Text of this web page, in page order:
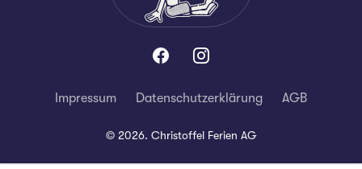
Impressum Datenschutzerklärung AGB
© 2026. Christoffel Ferien AG